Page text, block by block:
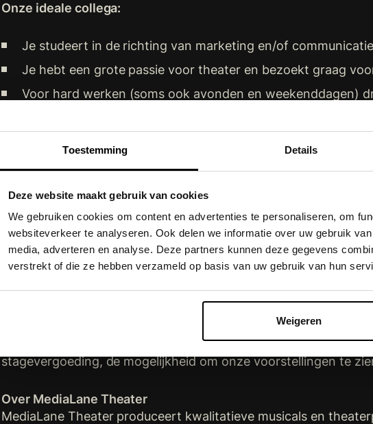
Toestemming Details
Deze website maakt gebruik van cookies
We gebruiken cookies om content en advertenties te personaliseren, om
websiteverkeer te analyseren. Ook delen we informatie over uw gebruik
media, adverteren en analyse. Deze partners kunnen deze gegevens
verstrekt of die ze hebben verzameld op basis van uw gebruik van hun
Weigeren
Onze ideale collega:
Je studeert in de richting van marketing en/of
Je hebt een grote passie voor theater en bezoekt graag
Voor hard werken (soms ook avonden en weekenddagen)
tone-of-voice vinden voor verschillende doelgroepen.
Jij bent een echte social media guru en bent altijd als eerste
Ervaring met de Adobe-programma’s en Canva is een dikke
Wat bieden wij jou?
het zelf 😉). We lachen vaak net zo hard samen als dat we
kantoor in Amsterdam, in het theater, onderweg of thuis.
stagevergoeding, de mogelijkheid om onze voorstellingen te
Over MediaLane Theater
MediaLane Theater produceert kwalitatieve musicals en